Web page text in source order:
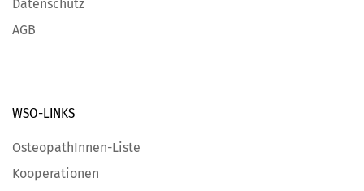
Datenschutz
AGB
WSO-LINKS
OsteopathInnen-Liste
Kooperationen